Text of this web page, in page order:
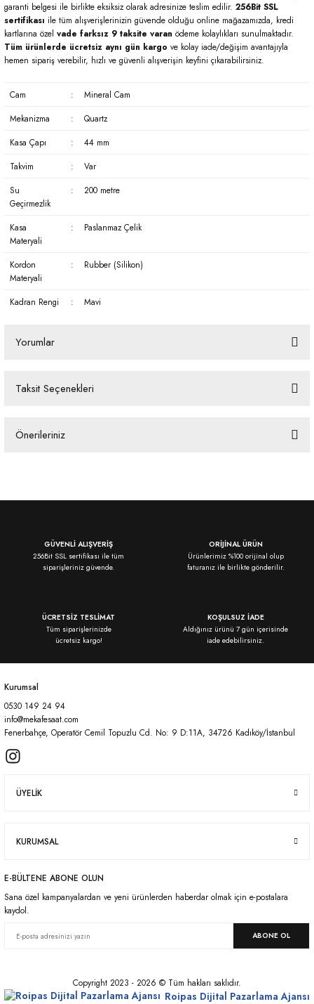
garanti belgesi ile birlikte eksiksiz olarak adresinize teslim edilir. 256Bit SSL
sertifikası ile tüm alışverişlerinizin güvende olduğu online mağazamızda, kredi
kartlarına özel vade farksız 9 taksite varan ödeme kolaylıkları sunulmaktadır.
Tüm ürünlerde ücretsiz aynı gün kargo ve kolay iade/değişim avantajıyla
hemen sipariş verebilir, hızlı ve güvenli alışverişin keyfini çıkarabilirsiniz.
Cam :
Mineral Cam
Mekanizma
:
Quartz
Kasa Çapı
:
44 mm
Takvim
:
Var
Su
Geçirmezlik
: 200 metre
Kasa
Materyali
: Paslanmaz Çelik
Kordon
Materyali
: Rubber (Silikon)
Kadran Rengi : Mavi
Yorumlar
Taksit Seçenekleri
Önerileriniz
Ürün resmi kalitesiz, bozuk veya görüntülenemiyor.
Ürün açıklamasında eksik bilgiler bulunuyor.
Bu ürüne benzer farklı alternatifler olmalı.
GÜVENLİ ALIŞVERİŞ
256Bit SSL sertifikası ile tüm
siparişleriniz güvende.
ORİJİNAL ÜRÜN
Ürünlerimiz %100 orijinal olup
faturanız ile birlikte gönderilir.
ÜCRETSİZ TESLİMAT
Tüm siparişlerinizde
ücretsiz kargo!
KOŞULSUZ İADE
Aldığınız ürünü 7 gün içerisinde
iade edebilirsiniz.
Kurumsal
0530 149 24 94
info@mekafesaat.com
Fenerbahçe, Operatör Cemil Topuzlu Cd. No: 9 D:11A, 34726 Kadıköy/İstanbul
ÜYELİK
KURUMSAL
E-BÜLTENE ABONE OLUN
Sana özel kampanyalardan ve yeni ürünlerden haberdar olmak için e-postalara
kaydol.
ABONE OL
Copyright 2023 - 2026 © Tüm hakları saklıdır.
Roipas Dijital Pazarlama Ajansı